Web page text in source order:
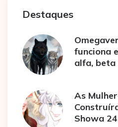
Destaques
funciona
alfa, beta
As
Showa